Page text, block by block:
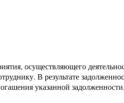
осуществляющего
В результате
указанной